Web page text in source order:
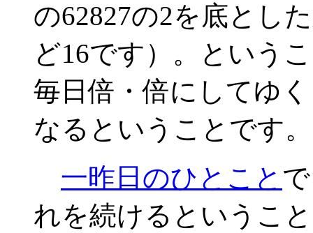
の62827の2を底とし
ど16です）。という
毎日倍・倍にしてゆ
なるということです。
一昨日のひとこと
れを続けるというこ